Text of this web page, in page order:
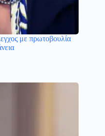
με πρωτοβουλία